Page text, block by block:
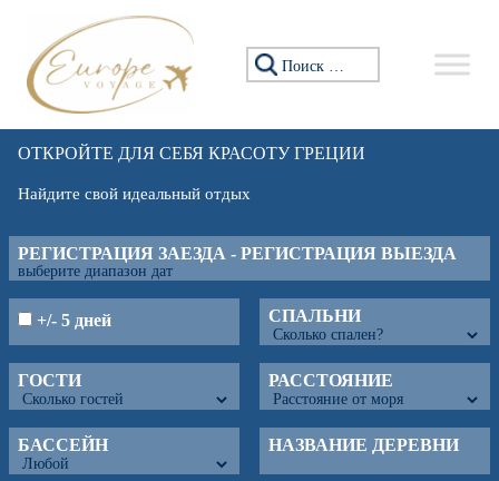
Искать:
ОТКРОЙТЕ ДЛЯ СЕБЯ КРАСОТУ ГРЕЦИИ
Найдите свой идеальный отдых
РЕГИСТРАЦИЯ ЗАЕЗДА - РЕГИСТРАЦИЯ ВЫЕЗДА
СПАЛЬНИ
ГОСТИ РАССТОЯНИЕ
+/- 5 дней
БАССЕЙН НАЗВАНИЕ ДЕРЕВНИ